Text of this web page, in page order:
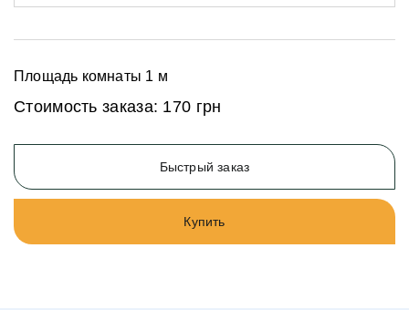
Площадь комнаты 1 м
Стоимость заказа: 170 грн
Быстрый заказ
Купить